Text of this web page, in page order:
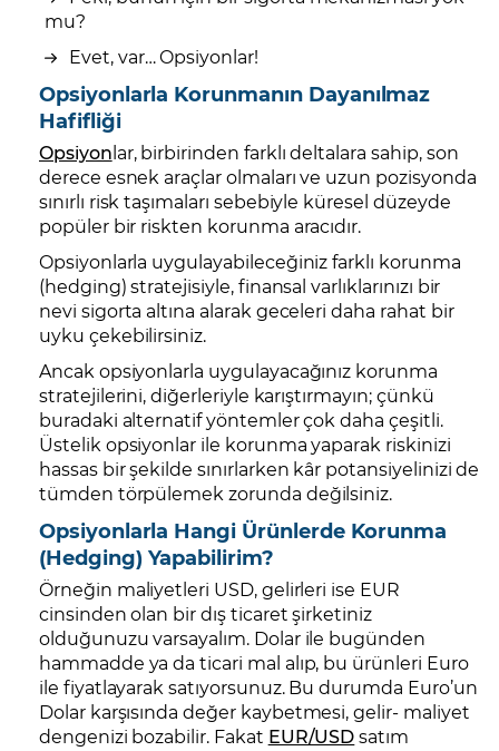
mu?
Evet, var… Opsiyonlar!
Opsiyonlarla Korunmanın Dayanılmaz
Hafifliği
Opsiyonlar, birbirinden farklı deltalara sahip, son
derece esnek araçlar olmaları ve uzun pozisyonda
sınırlı risk taşımaları sebebiyle küresel düzeyde
popüler bir riskten korunma aracıdır.
Opsiyonlarla uygulayabileceğiniz farklı korunma
(hedging) stratejisiyle, finansal varlıklarınızı bir
nevi sigorta altına alarak geceleri daha rahat bir
uyku çekebilirsiniz.
Ancak opsiyonlarla uygulayacağınız korunma
stratejilerini, diğerleriyle karıştırmayın; çünkü
buradaki alternatif yöntemler çok daha çeşitli.
Üstelik opsiyonlar ile korunma yaparak riskinizi
hassas bir şekilde sınırlarken kâr potansiyelinizi de
tümden törpülemek zorunda değilsiniz.
Opsiyonlarla Hangi Ürünlerde Korunma
(Hedging) Yapabilirim?
Örneğin maliyetleri USD, gelirleri ise EUR
cinsinden olan bir dış ticaret şirketiniz
olduğunuzu varsayalım. Dolar ile bugünden
hammadde ya da ticari mal alıp, bu ürünleri Euro
ile fiyatlayarak satıyorsunuz. Bu durumda Euro’un
Dolar karşısında değer kaybetmesi, gelir- maliyet
dengenizi bozabilir. Fakat EUR/USDsatım